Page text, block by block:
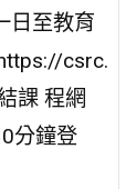
日至教育
csrc.
課 程網
分鐘登